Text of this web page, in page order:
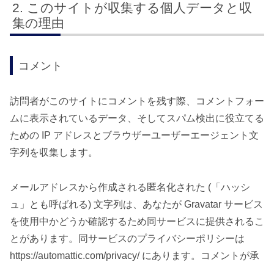
このサイトが収集する個人データと収
集の理由
コメント
訪問者がこのサイトにコメントを残す際、コメントフォー
ムに表示されているデータ、そしてスパム検出に役立てる
ための IP アドレスとブラウザーユーザーエージェント文
字列を収集します。
メールアドレスから作成される匿名化された (「ハッシ
ュ」とも呼ばれる) 文字列は、あなたが Gravatar サービス
を使用中かどうか確認するため同サービスに提供されるこ
とがあります。同サービスのプライバシーポリシーは
https://automattic.com/privacy/ にあります。コメントが承